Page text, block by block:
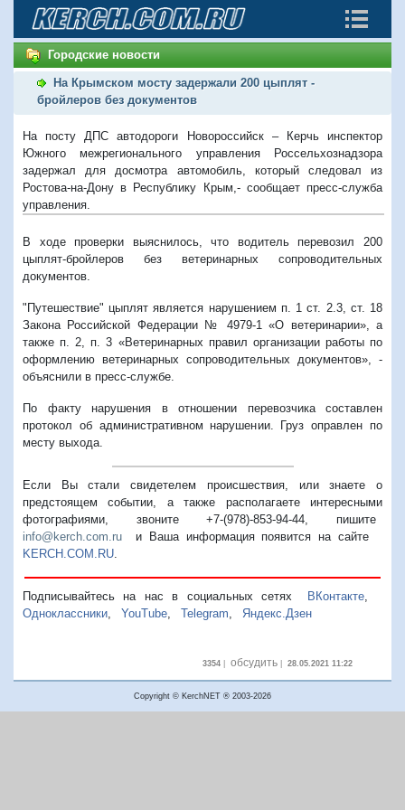
Городские новости
На Крымском мосту задержали 200 цыплят -
бройлеров без документов
На посту ДПС автодороги Новороссийск – Керчь инспектор
Южного межрегионального управления Россельхознадзора
задержал для досмотра автомобиль, который следовал из
Ростова-на-Дону в Республику Крым,- сообщает пресс-служба
управления.
В ходе проверки выяснилось, что водитель перевозил 200
цыплят-бройлеров без ветеринарных сопроводительных
документов.
"Путешествие" цыплят является нарушением п. 1 ст. 2.3, ст. 18
Закона Российской Федерации № 4979-1 «О ветеринарии», а
также п. 2, п. 3 «Ветеринарных правил организации работы по
оформлению ветеринарных сопроводительных документов», -
объяснили в пресс-службе.
По факту нарушения в отношении перевозчика составлен
протокол об административном нарушении. Груз оправлен по
месту выхода.
Если Вы стали свидетелем происшествия, или знаете о
предстоящем событии, а также располагаете интересными
фотографиями, звоните +7-(978)-853-94-44, пишите
info@kerch.com.ru и Ваша информация появится на сайте
KERCH.COM.RU
Подписывайтесь на нас в социальных сетях ВКонтакте,
Одноклассники
YouTube Telegram Яндекс.Дзен
3354| обсудить| 28.05.2021 11:22
Copyright © KerchNET ® 2003-2026